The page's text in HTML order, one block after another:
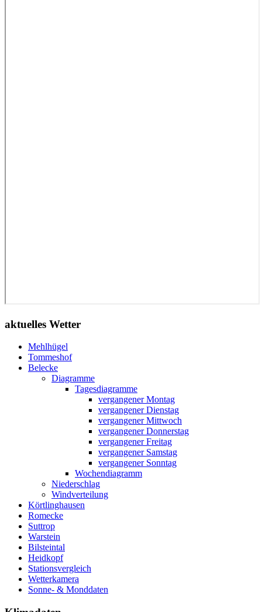
aktuelles Wetter
Mehlhügel
Tommeshof
Belecke
Diagramme
Tagesdiagramme
vergangener Montag
vergangener Dienstag
vergangener Mittwoch
vergangener Donnerstag
vergangener Freitag
vergangener Samstag
vergangener Sonntag
Wochendiagramm
Niederschlag
Windverteilung
Körtlinghausen
Romecke
Suttrop
Warstein
Bilsteintal
Heidkopf
Stationsvergleich
Wetterkamera
Sonne- & Monddaten